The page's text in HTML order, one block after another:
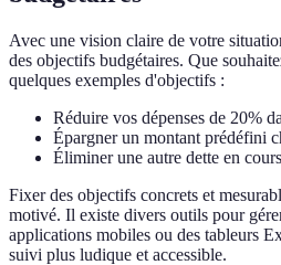
Avec une vision claire de votre
des objectifs budgétaires. Que
quelques exemples d'objectifs :
Réduire vos dépenses de 20%
Épargner un montant prédéfini
Éliminer une autre dette en
Fixer des objectifs concrets et
motivé. Il existe divers outils pour
applications mobiles ou des tableurs
suivi plus ludique et accessible.